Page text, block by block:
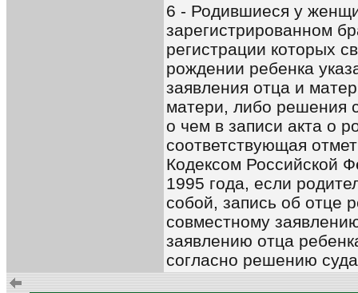
6 - Родившиеся у
зарегистрированном
регистрации которых
рождении ребенка
заявления отца и
матери, либо решения
о чем в записи акта о
соответствующая
Кодексом Российской
1995 года, если
собой, запись об отце
совместному
заявлению отца
согласно решению